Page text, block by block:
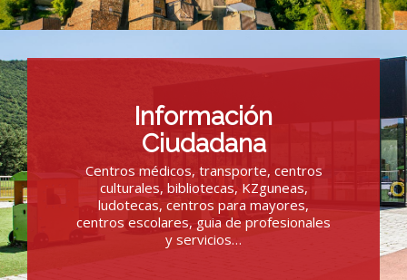
Información
Ciudadana
Centros médicos, transporte, centros
culturales, bibliotecas, KZguneas,
ludotecas, centros para mayores,
centros escolares, guia de profesionales
y servicios…